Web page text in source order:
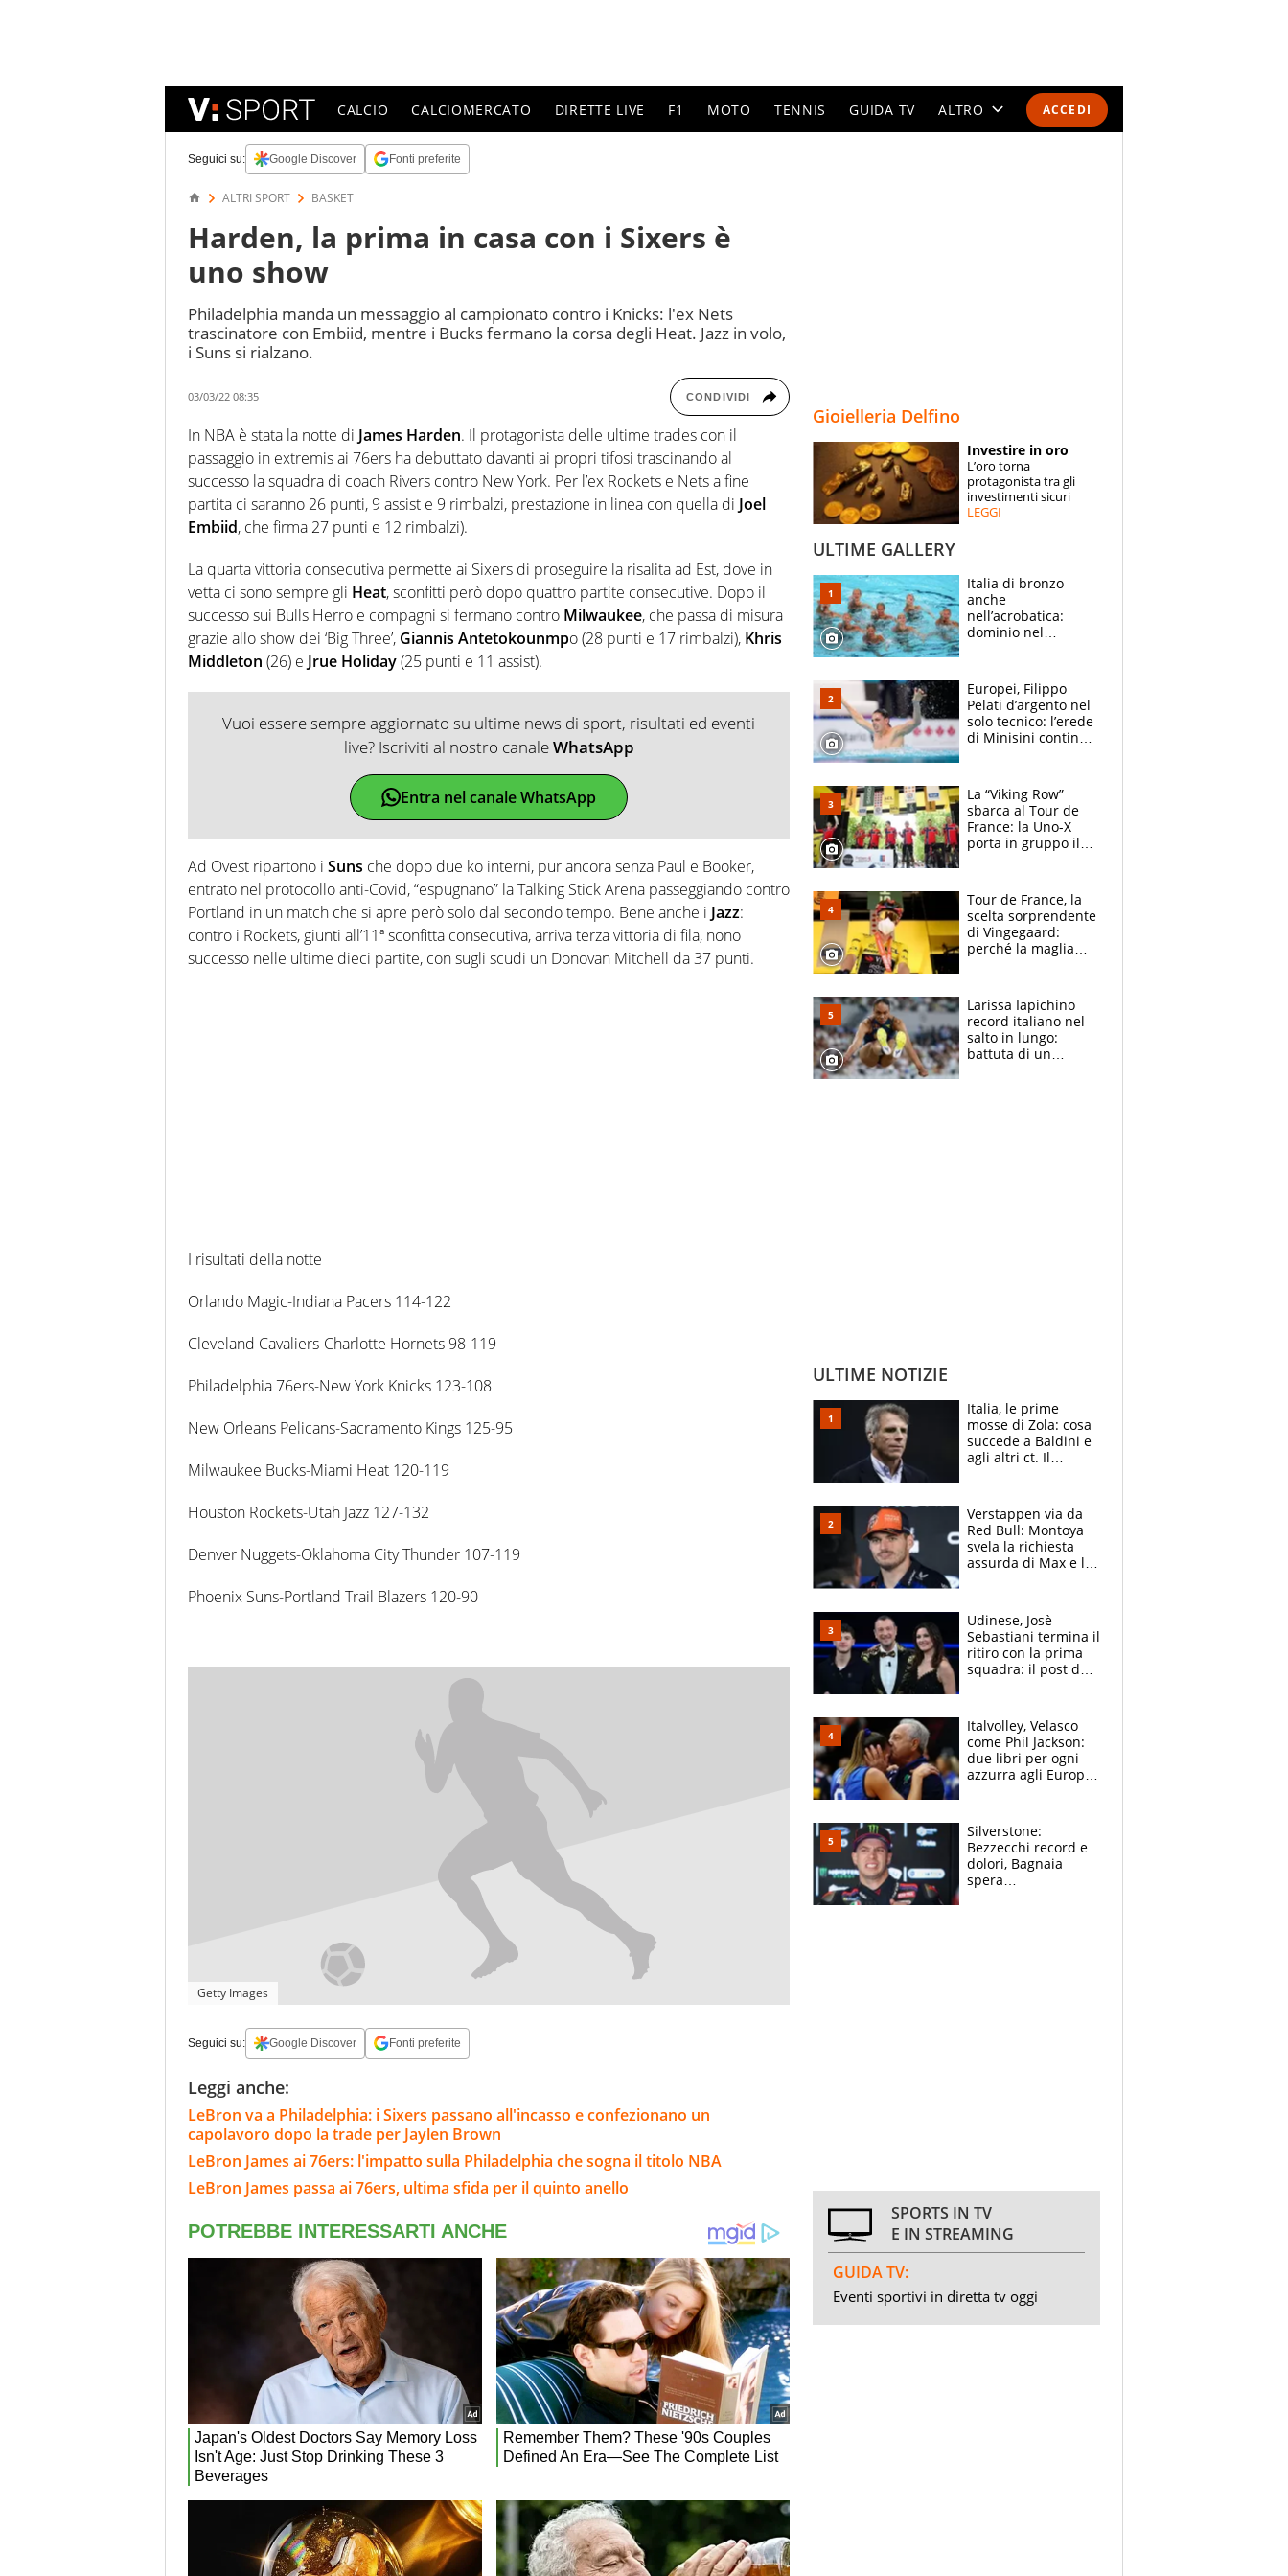
ACCEDI
CALCIO CALCIOMERCATO DIRETTE LIVE F1 MOTO TENNIS GUIDA TV ALTRO
SPECIALI
ESPERTI
Seguici su: Google Discover Fonti preferite
ALTRI SPORT BASKET
Harden, la prima in casa con i Sixers è
uno show
Philadelphia manda un messaggio al campionato contro i Knicks: l'ex Nets
trascinatore con Embiid, mentre i Bucks fermano la corsa degli Heat. Jazz in volo,
i Suns si rialzano.
03/03/22 08:35 CONDIVIDI
In NBA è stata la notte di James Harden. Il protagonista delle ultime trades con il
passaggio in extremis ai 76ers ha debuttato davanti ai propri tifosi trascinando al
successo la squadra di coach Rivers contro New York. Per l’ex Rockets e Nets a fine
partita ci saranno 26 punti, 9 assist e 9 rimbalzi, prestazione in linea con quella di Joel
Embiid, che firma 27 punti e 12 rimbalzi).
La quarta vittoria consecutiva permette ai Sixers di proseguire la risalita ad Est, dove in
vetta ci sono sempre gli Heat, sconfitti però dopo quattro partite consecutive. Dopo il
successo sui Bulls Herro e compagni si fermano contro Milwaukee, che passa di misura
grazie allo show dei ‘Big Three’, Giannis Antetokounmpo (28 punti e 17 rimbalzi), Khris
Middleton (26) e Jrue Holiday(25 punti e 11 assist).
Vuoi essere sempre aggiornato su ultime news di sport, risultati ed eventi
live? Iscriviti al nostro canaleWhatsApp
Entra nel canale WhatsApp
Ad Ovest ripartono i Suns che dopo due ko interni, pur ancora senza Paul e Booker,
entrato nel protocollo anti-Covid, “espugnano” la Talking Stick Arena passeggiando contro
Portland in un match che si apre però solo dal secondo tempo. Bene anche i Jazz:
contro i Rockets, giunti all’11ª sconfitta consecutiva, arriva terza vittoria di fila, nono
successo nelle ultime dieci partite, con sugli scudi un Donovan Mitchell da 37 punti.
I risultati della notte
Orlando Magic-Indiana Pacers 114-122
Cleveland Cavaliers-Charlotte Hornets 98-119
Philadelphia 76ers-New York Knicks 123-108
New Orleans Pelicans-Sacramento Kings 125-95
Milwaukee Bucks-Miami Heat 120-119
Houston Rockets-Utah Jazz 127-132
Denver Nuggets-Oklahoma City Thunder 107-119
Phoenix Suns-Portland Trail Blazers 120-90
Getty Images
Seguici su: Google Discover Fonti preferite
Leggi anche:
LeBron va a Philadelphia: i Sixers passano all'incasso e confezionano un
capolavoro dopo la trade per Jaylen Brown
LeBron James ai 76ers: l'impatto sulla Philadelphia che sogna il titolo NBA
LeBron James passa ai 76ers, ultima sfida per il quinto anello
Gioielleria Delfino
Investire in oro
L’oro torna
protagonista tra gli
investimenti sicuri
LEGGI
ULTIME GALLERY
Italia di bronzo
anche
nell’acrobatica:
dominio nel
e compagni
continuare
Europei, Filippo
Pelati d’argento nel
solo tecnico: l’erede
di Minisini continua
mirino
La “Viking Row”
sbarca al Tour de
France: la Uno-X
porta in gruppo il
compagni
Tour de France, la
scelta sorprendente
di Vingegaard:
perché la maglia
rischio da evitare
Larissa Iapichino
record italiano nel
salto in lungo:
battuta di un
ULTIME NOTIZIE
Italia, le prime
mosse di Zola: cosa
succede a Baldini e
agli altri ct. Il
azzurri
Verstappen via da
Red Bull: Montoya
svela la richiesta
assurda di Max e lo
McLaren siano
meglio?”
Udinese, Josè
Sebastiani termina il
ritiro con la prima
squadra: il post del
sfondo
Italvolley, Velasco
come Phil Jackson:
due libri per ogni
azzurra agli Europei.
Silverstone:
Bezzecchi record e
dolori, Bagnaia
spera
SPORTS IN TV
E IN STREAMING
GUIDA TV:
Eventi sportivi in diretta tv oggi